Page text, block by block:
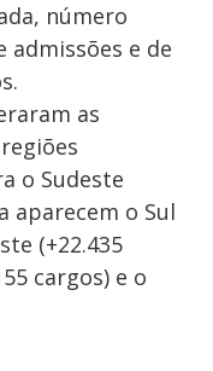
número
admissões e de
as
o Sudeste
aparecem o Sul
(+22.435
cargos) e o